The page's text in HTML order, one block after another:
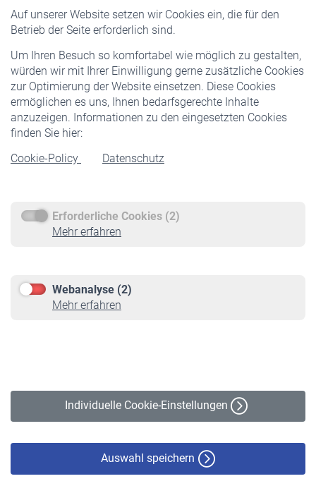
Auf unserer Website setzen wir Cookies ein, die für den
Betrieb der Seite erforderlich sind.
Um Ihren Besuch so komfortabel wie möglich zu gestalten,
würden wir mit Ihrer Einwilligung gerne zusätzliche Cookies
zur Optimierung der Website einsetzen. Diese Cookies
ermöglichen es uns, Ihnen bedarfsgerechte Inhalte
anzuzeigen. Informationen zu den eingesetzten Cookies
finden Sie hier:
Cookie-Policy
Datenschutz
Erforderliche Cookies (2)
Mehr erfahren
Webanalyse (2)
Mehr erfahren
Individuelle Cookie-Einstellungen
Auswahl speichern
Pflichtversicherung
Staatliche Förderung
Veranstaltungen
Rentner
Rentenbeginn
Rente beantragen
Service
Informationen
Online-Rechner
VBLnewsletter
Erklärung zur Barrierefreiheit